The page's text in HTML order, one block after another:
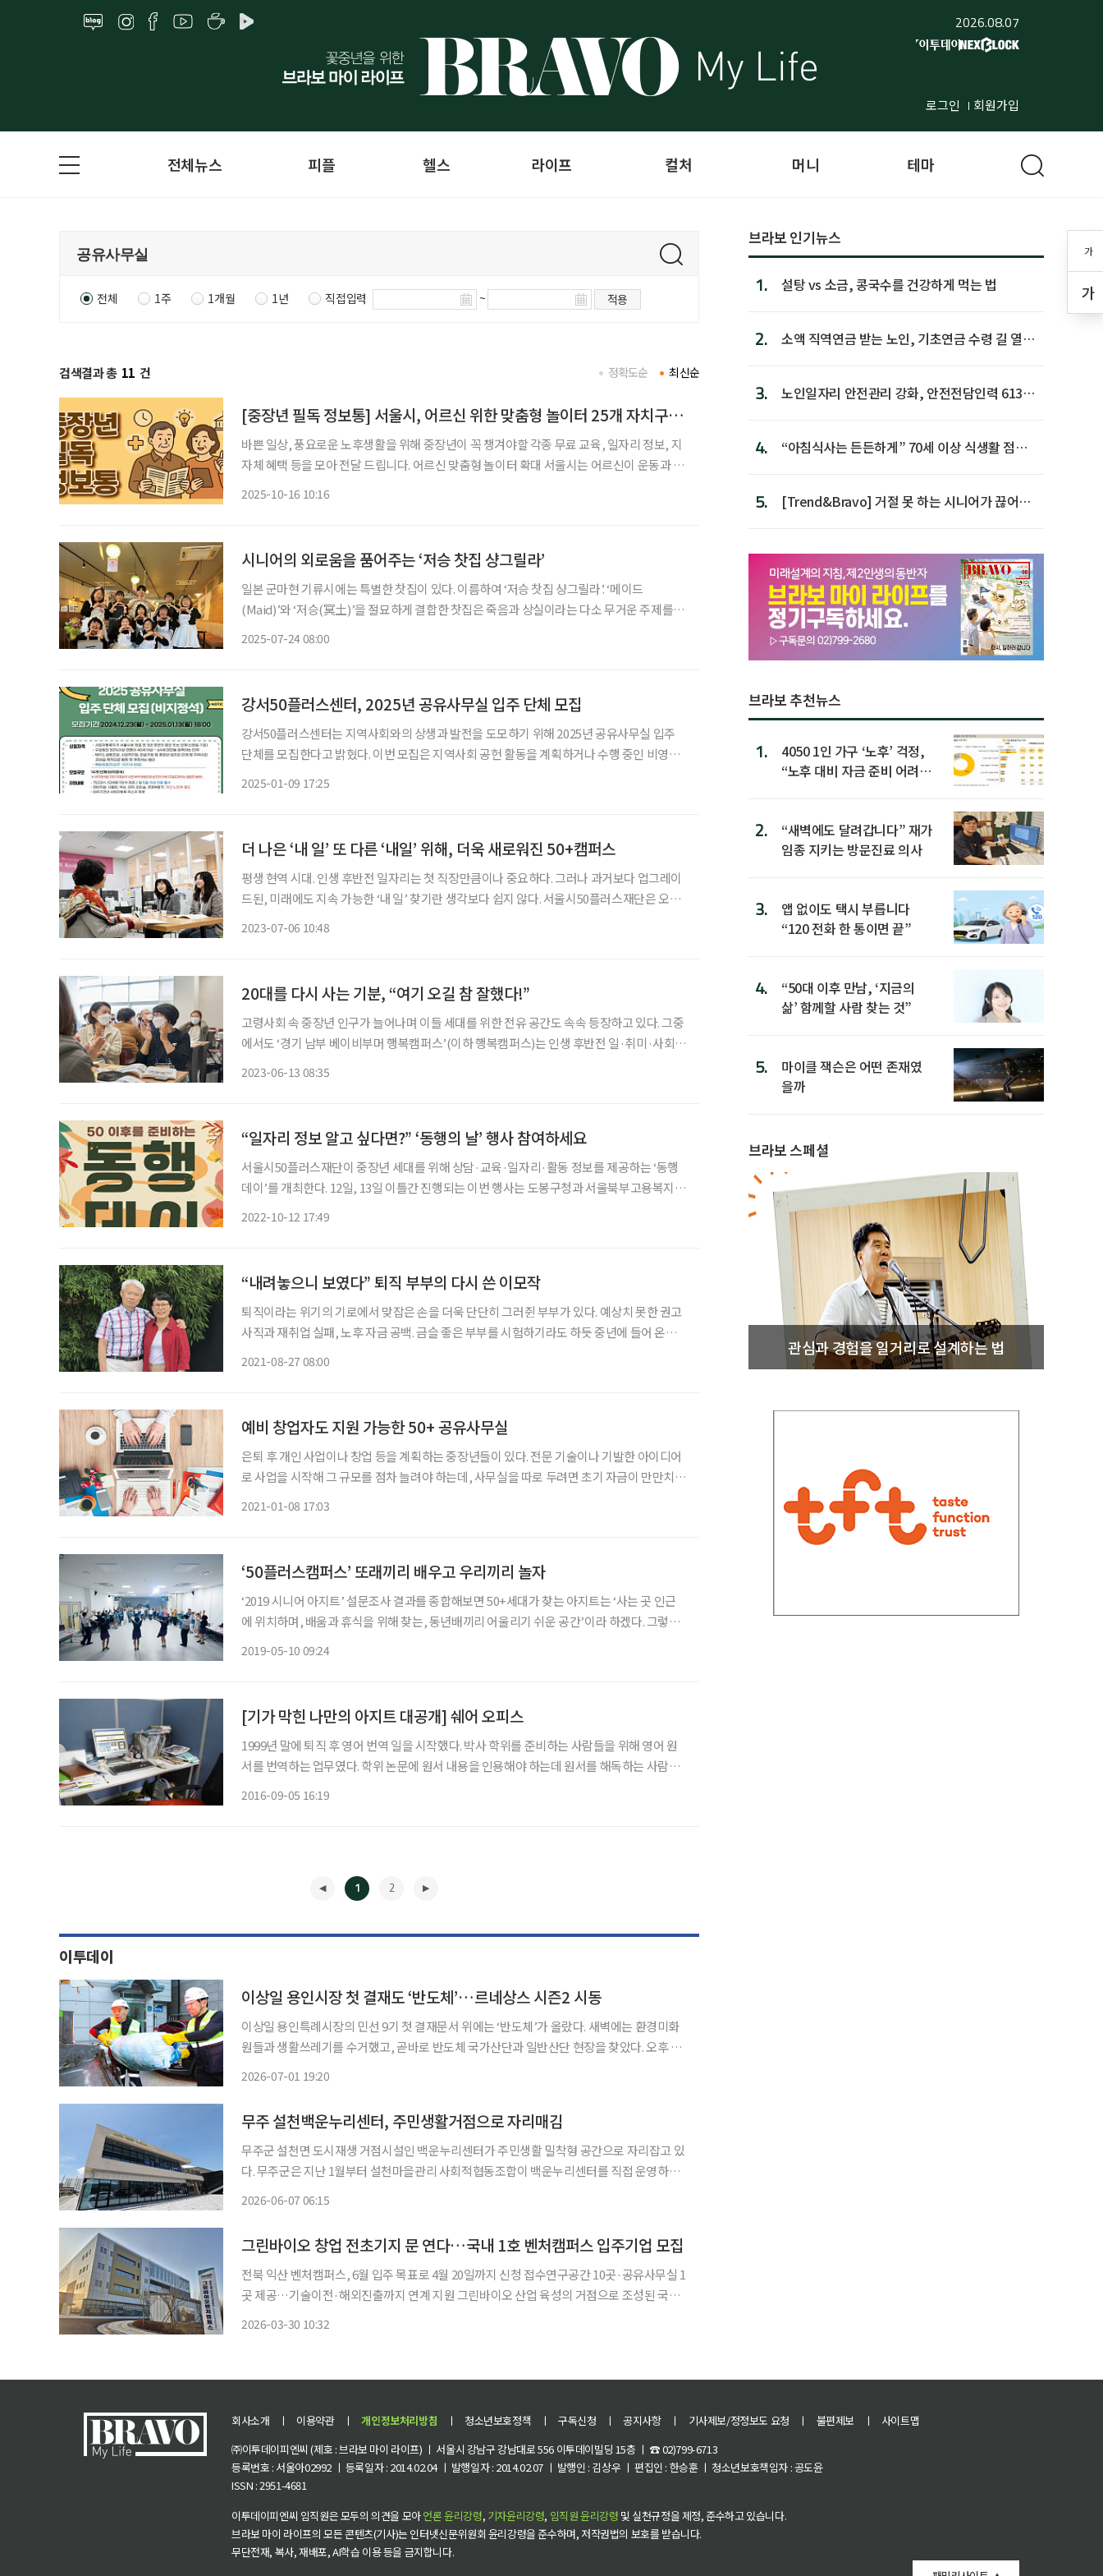
2026.08.07
로그인 회원가입
가
가
전체뉴스 피플 헬스 라이프 컬처 머니 테마
전체 1주 1개월 1년 직접입력 ~ 적용
검색결과 총 11 건 최신순
정확도순
[중장년 필독 정보통] 서울시, 어르신 위한 맞춤형 놀이터 25개 자치구로 확대
바쁜 일상, 풍요로운 노후생활을 위해 중장년이 꼭 챙겨야할 각종 무료 교육, 일자리 정보, 지
자체 혜택 등을 모아 전달 드립니다. 어르신 맞춤형 놀이터 확대 서울시는 어르신이 운동과 놀
2025-10-16 10:16
시니어의 외로움을 품어주는 ‘저승 찻집 샹그릴라’
일본 군마현 기류시에는 특별한 찻집이 있다. 이름하여 ‘저승 찻집 샹그릴라’. ‘메이드
(Maid)’와 ‘저승(冥土)’을 절묘하게 결합한 찻집은 죽음과 상실이라는 다소 무거운 주제를 유
2025-07-24 08:00
강서50플러스센터, 2025년 공유사무실 입주 단체 모집
강서50플러스센터는 지역사회와의 상생과 발전을 도모하기 위해 2025년 공유사무실 입주
단체를 모집한다고 밝혔다. 이번 모집은 지역사회 공헌 활동을 계획하거나 수행 중인 비영리
2025-01-09 17:25
더 나은 ‘내 일’ 또 다른 ‘내일’ 위해, 더욱 새로워진 50+캠퍼스
평생 현역 시대. 인생 후반전 일자리는 첫 직장만큼이나 중요하다. 그러나 과거보다 업그레이
드된, 미래에도 지속 가능한 ‘내 일’ 찾기란 생각보다 쉽지 않다. 서울시50플러스재단은 오프
2023-07-06 10:48
20대를 다시 사는 기분, “여기 오길 참 잘했다!”
고령사회 속 중장년 인구가 늘어나며 이들 세대를 위한 전유 공간도 속속 등장하고 있다. 그중
에서도 ‘경기 남부 베이비부머 행복캠퍼스’(이하 행복캠퍼스)는 인생 후반전 일·취미·사회공
2023-06-13 08:35
“일자리 정보 알고 싶다면?” ‘동행의 날’ 행사 참여하세요
서울시50플러스재단이 중장년 세대를 위해 상담·교육·일자리·활동 정보를 제공하는 ‘동행
데이’를 개최한다. 12일, 13일 이틀간 진행되는 이번 행사는 도봉구청과 서울북부고용복지플
2022-10-12 17:49
“내려놓으니 보였다” 퇴직 부부의 다시 쓴 이모작
퇴직이라는 위기의 기로에서 맞잡은 손을 더욱 단단히 그러쥔 부부가 있다. 예상치 못한 권고
사직과 재취업 실패, 노후 자금 공백. 금슬 좋은 부부를 시험하기라도 하듯 중년에 들어 온갖
2021-08-27 08:00
예비 창업자도 지원 가능한 50+ 공유사무실
은퇴 후 개인 사업이나 창업 등을 계획하는 중장년들이 있다. 전문 기술이나 기발한 아이디어
로 사업을 시작해 그 규모를 점차 늘려야 하는데, 사무실을 따로 두려면 초기 자금이 만만치
2021-01-08 17:03
‘50플러스캠퍼스’ 또래끼리 배우고 우리끼리 놀자
‘2019 시니어 아지트’ 설문조사 결과를 종합해보면 50+세대가 찾는 아지트는 ‘사는 곳 인근
에 위치하며, 배움과 휴식을 위해 찾는, 동년배끼리 어울리기 쉬운 공간’이라 하겠다. 그렇다
2019-05-10 09:24
[기가 막힌 나만의 아지트 대공개] 쉐어 오피스
1999년 말에 퇴직 후 영어 번역 일을 시작했다. 박사 학위를 준비하는 사람들을 위해 영어 원
서를 번역하는 업무였다. 학위 논문에 원서 내용을 인용해야 하는데 원서를 해독하는 사람은
2016-09-05 16:19
1 2
이투데이
이상일 용인시장 첫 결재도 ‘반도체’…르네상스 시즌2 시동
이상일 용인특례시장의 민선 9기 첫 결재문서 위에는 ‘반도체’가 올랐다. 새벽에는 환경미화
원들과 생활쓰레기를 수거했고, 곧바로 반도체 국가산단과 일반산단 현장을 찾았다. 오후 취
2026-07-01 19:20
무주 설천백운누리센터, 주민생활거점으로 자리매김
무주군 설천면 도시재생 거점시설인 백운누리센터가 주민생활 밀착형 공간으로 자리잡고 있
다. 무주군은 지난 1월부터 설천마을관리 사회적협동조합이 백운누리센터를 직접 운영하며
2026-06-07 06:15
그린바이오 창업 전초기지 문 연다…국내 1호 벤처캠퍼스 입주기업 모집
전북 익산 벤처캠퍼스, 6월 입주 목표로 4월 20일까지 신청 접수연구공간 10곳·공유사무실 1
곳 제공…기술이전·해외진출까지 연계 지원 그린바이오 산업 육성의 거점으로 조성된 국내
2026-03-30 10:32
브라보 인기뉴스
1. 설탕 vs 소금, 콩국수를 건강하게 먹는 법
2.
소액 직역연금 받는 노인, 기초연금 수령 길 열린
3.
노인일자리 안전관리 강화, 안전전담인력 613명
4.
“아침식사는 든든하게” 70세 이상 식생활 점수
5.
[Trend&Bravo] 거절 못 하는 시니어가 끊어야
브라보 추천뉴스
1.
4050 1인 가구 ‘노후’ 걱정,
“노후 대비 자금 준비 어려
2.
“새벽에도 달려갑니다” 재가
임종 지키는 방문진료 의사
3.
앱 없이도 택시 부릅니다
“120 전화 한 통이면 끝”
4.
“50대 이후 만남, ‘지금의
삶’ 함께할 사람 찾는 것”
5.
마이클 잭슨은 어떤 존재였
을까
브라보 스페셜
관심과 경험을 일거리로 설계하는 법
회사소개 ㅣ 이용약관 ㅣ 개인정보처리방침 ㅣ 청소년보호정책 ㅣ 구독신청 ㅣ 공지사항 ㅣ 기사제보/정정보도 요청 ㅣ 불편제보 ㅣ
사이트맵
㈜이투데이피엔씨 (제호 : 브라보 마이 라이프) ㅣ 서울시 강남구 강남대로 556 이투데이빌딩 15층 ㅣ ☎ 02)799-6713
등록번호 : 서울아02992 ㅣ 등록일자 : 2014.02.04 ㅣ 발행일자 : 2014.02.07 ㅣ 발행인 : 김상우 ㅣ 편집인 : 한승훈 ㅣ 청소년보호책임자 : 공도윤
ISSN : 2951-4681
이투데이피엔씨 임직원은 모두의 의견을 모아언론 윤리강령, 기자윤리강령, 임직원 윤리강령 및 실천규정을 제정, 준수하고 있습니다.
브라보 마이 라이프의 모든 콘텐츠(기사)는 인터넷신문위원회 윤리강령을 준수하며, 저작권법의 보호를 받습니다.
무단전재, 복사, 재배포, AI학습 이용 등을 금지합니다.